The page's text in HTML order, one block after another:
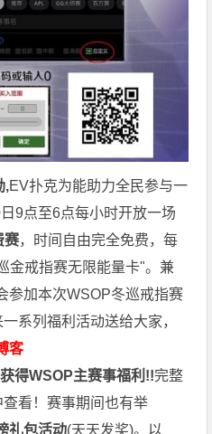
,EV扑克为能助力全民参与一
9点至6点每小时开放一场
赛，时间自由完全免费，每
金戒指赛无限能量卡"。兼
参加本次WSOP冬巡戒指赛
系列福利活动送给大家，
客
得WSOP主赛事福利!!完整
看！赛事期间也有举
礼包活动(天天发奖)。以